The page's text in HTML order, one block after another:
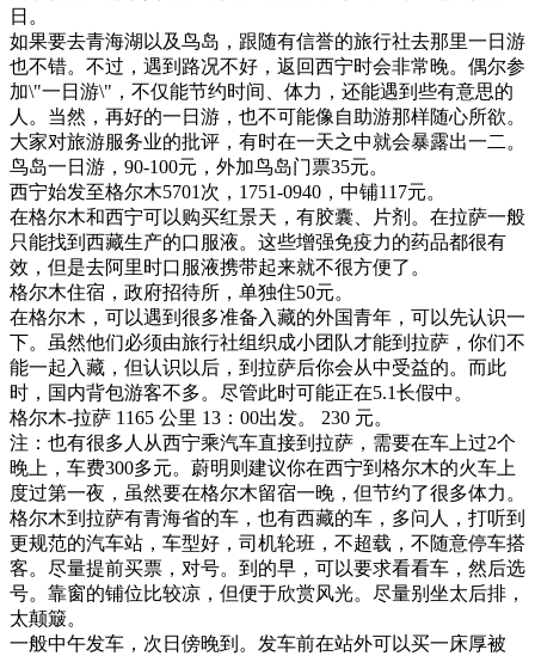
日。
如果要去青海湖以及鸟岛，跟随有信誉的旅行社去那里一日游
也不错。不过，遇到路况不好，返回西宁时会非常晚。偶尔参
加\"一日游\"，不仅能节约时间、体力，还能遇到些有意思的
人。当然，再好的一日游，也不可能像自助游那样随心所欲。
大家对旅游服务业的批评，有时在一天之中就会暴露出一二。
鸟岛一日游，90-100元，外加鸟岛门票35元。
西宁始发至格尔木5701次，1751-0940，中铺117元。
在格尔木和西宁可以购买红景天，有胶囊、片剂。在拉萨一般
只能找到西藏生产的口服液。这些增强免疫力的药品都很有
效，但是去阿里时口服液携带起来就不很方便了。
格尔木住宿，政府招待所，单独住50元。
在格尔木，可以遇到很多准备入藏的外国青年，可以先认识一
下。虽然他们必须由旅行社组织成小团队才能到拉萨，你们不
能一起入藏，但认识以后，到拉萨后你会从中受益的。而此
时，国内背包游客不多。尽管此时可能正在5.1长假中。
格尔木-拉萨 1165 公里 13：00出发。 230 元。
注：也有很多人从西宁乘汽车直接到拉萨，需要在车上过2个
晚上，车费300多元。蔚明则建议你在西宁到格尔木的火车上
度过第一夜，虽然要在格尔木留宿一晚，但节约了很多体力。
格尔木到拉萨有青海省的车，也有西藏的车，多问人，打听到
更规范的汽车站，车型好，司机轮班，不超载，不随意停车搭
客。尽量提前买票，对号。到的早，可以要求看看车，然后选
号。靠窗的铺位比较凉，但便于欣赏风光。尽量别坐太后排，
太颠簸。
一般中午发车，次日傍晚到。发车前在站外可以买一床厚被